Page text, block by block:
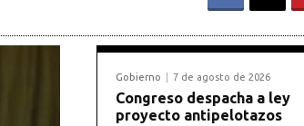
Gobierno 7 de agosto de 2026
Congreso despacha a ley
proyecto antipelotazos